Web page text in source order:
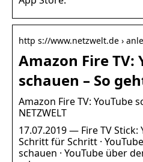
http s://www.netzwelt.de ›
Amazon Fire TV:
schauen – So
Amazon Fire TV: YouTube
NETZWELT
17.07.2019 — Fire TV
Schritt für Schritt ·
schauen · YouTube über